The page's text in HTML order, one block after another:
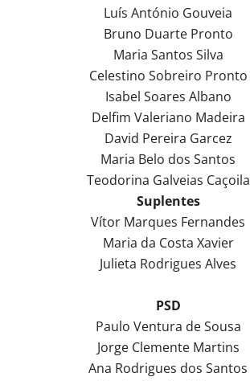
Luís António Gouveia
Bruno Duarte Pronto
Maria Santos Silva
Celestino Sobreiro Pronto
Isabel Soares Albano
Delfim Valeriano Madeira
David Pereira Garcez
Maria Belo dos Santos
Teodorina Galveias Caçoila
Suplentes
Vítor Marques Fernandes
Maria da Costa Xavier
Julieta Rodrigues Alves
PSD
Paulo Ventura de Sousa
Jorge Clemente Martins
Ana Rodrigues dos Santos